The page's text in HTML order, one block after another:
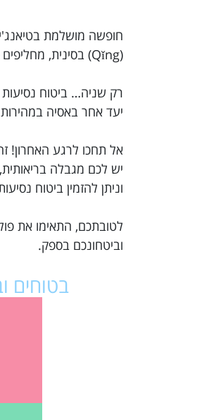
(Qǐng) בסינית, מחליפים את השקלים ברנמינבי, ואנחנו מוכנים להתרגל לאסיה – כבר אפשר להרגיש את טיאנג'ין, סין.
יעד אחר באסיה
אל תחכו לרגע האחרון!
יש לכם מגבלה
וניתן להזמין ביטוח
לטובתכם, התאימו את
וביטחונכם בספק.
בטוחים